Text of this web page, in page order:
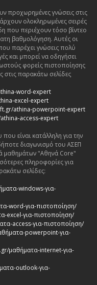
προχωρημένες γνώσεις στις
ολοκληρωμένες σειρές
που περιέχουν τόσο βίντεο
βαθμολόγηση. Αυτές οι
παρέχει γνώσεις πολύ
και μπορεί να οδηγήσει
φορείς πιστοποίησης
στις παρακάτω σελίδες
word-expert
excel-expert
athina-powerpoint-expert
access-expert
είναι κατάλληλη για την
διαγωνισμό του ΑΣΕΠ
μαθημάτων "Αθηνά Core"
πληροφορίες για
σελίδες:
windows-για-
word-για-πιστοποίηση/
excel-για-πιστοποίηση/
access-για-πιστοποίηση/
powerpoint-για-
μαθήματα-internet-για-
outlook-για-